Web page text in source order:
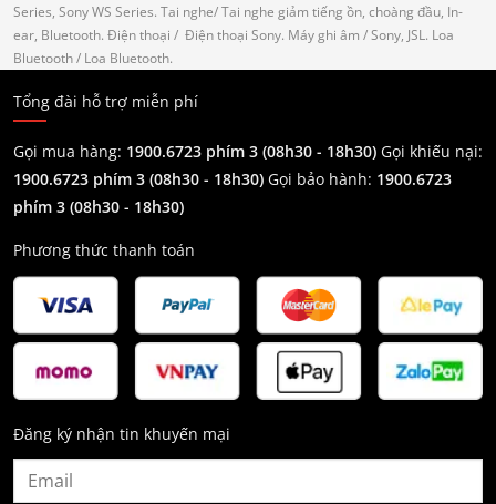
Series, Sony WS Series. Tai nghe/ Tai nghe giảm tiếng ồn, choàng đầu, In-
ear, Bluetooth. Điện thoại / Điện thoại Sony. Máy ghi âm / Sony, JSL. Loa
Bluetooth/ Loa Bluetooth.
Tổng đài hỗ trợ miễn phí
Gọi mua hàng: 1900.6723 phím 3 (08h30 - 18h30) Gọi khiếu nại:
1900.6723 phím 3 (08h30 - 18h30) Gọi bảo hành: 1900.6723
phím 3 (08h30 - 18h30)
Phương thức thanh toán
Đăng ký nhận tin khuyến mại